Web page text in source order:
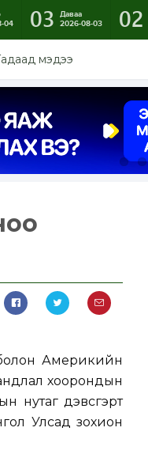
04
03
Даваа
2026-08-03
02
мэдээ
Америкийн
хоорондын
нутаг дэвсгэрт
Улсад зохион